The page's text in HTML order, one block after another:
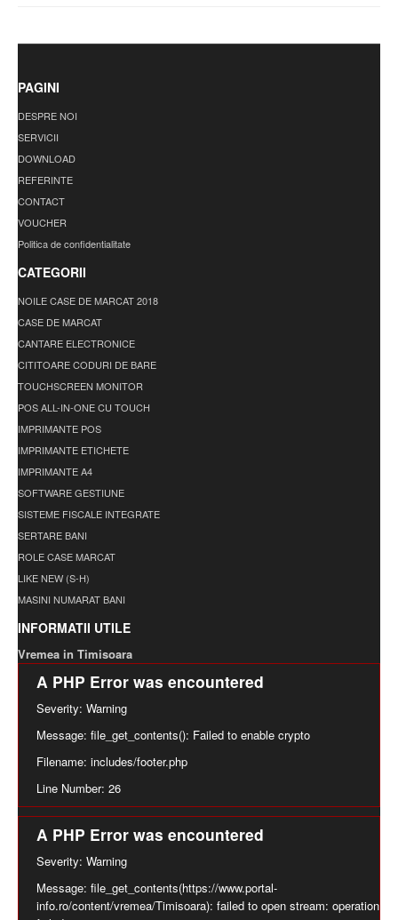
PAGINI
DESPRE NOI
SERVICII
DOWNLOAD
REFERINTE
CONTACT
VOUCHER
Politica de confidentialitate
CATEGORII
NOILE CASE DE MARCAT 2018
CASE DE MARCAT
CANTARE ELECTRONICE
CITITOARE CODURI DE BARE
TOUCHSCREEN MONITOR
POS ALL-IN-ONE CU TOUCH
IMPRIMANTE POS
IMPRIMANTE ETICHETE
IMPRIMANTE A4
SOFTWARE GESTIUNE
SISTEME FISCALE INTEGRATE
SERTARE BANI
ROLE CASE MARCAT
LIKE NEW (S-H)
MASINI NUMARAT BANI
INFORMATII UTILE
Vremea in Timisoara
A PHP Error was encountered
Severity: Warning
Message: file_get_contents(): Failed to enable crypto
Filename: includes/footer.php
Line Number: 26
A PHP Error was encountered
Severity: Warning
Message: file_get_contents(https://www.portal-
info.ro/content/vremea/Timisoara): failed to open stream: operation